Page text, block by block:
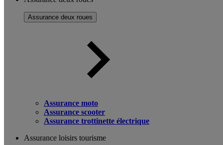
Assurance deux roues
Assurance moto
Assurance scooter
Assurance trottinette électrique
Assurance loisirs tourisme